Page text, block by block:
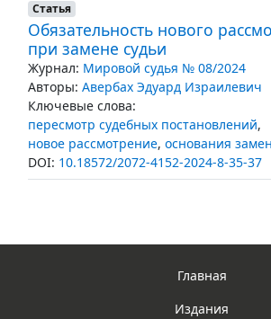
Статья
Обязательность нового
при замене судьи
Журнал: Мировой судья № 08/2024
Авторы: Авербах Эдуард Израилевич
Ключевые слова:
пересмотр судебных постановлений,
новое рассмотрение, основания
DOI: 10.18572/2072-4152-2024-8-35-37
Главная
Издания